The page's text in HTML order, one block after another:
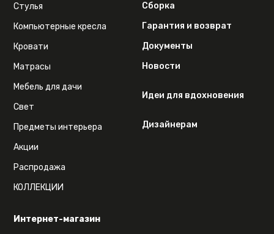
Интернет-магазин
Стулья
Компьютерные кресла
Кровати
Матрасы
Мебель для дачи
Свет
Предметы интерьера
Акции
Распродажа
КОЛЛЕКЦИИ
Сборка
Гарантия и возврат
Документы
Новости
Идеи для вдохновения
Дизайнерам